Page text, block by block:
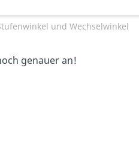
und Wechselwinkel
genauer an!